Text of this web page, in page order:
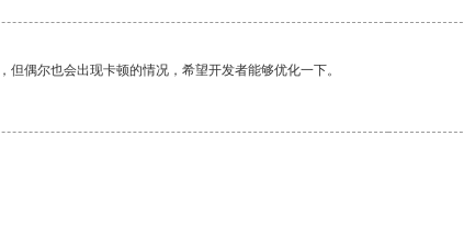
偶尔也会出现卡顿的情况，希望开发者能够优化一下。